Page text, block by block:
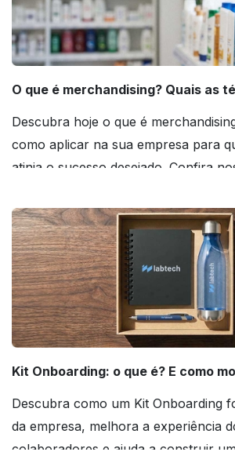
O que é merchandising? Quais as
Descubra hoje o que é
como aplicar na sua empresa para
atinja o sucesso desejado. Confira
Kit Onboarding: o que é? E como
Descubra como um Kit Onboarding
da empresa, melhora a experiência